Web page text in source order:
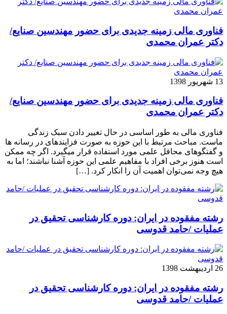
فناوری مالی زمینه جدیدی برای حضور مهندسین صنایع/
دکتر عمران محمدی
13 شهریور 1398
فناوری مالی زمینه جدیدی برای حضور مهندسین صنایع/
دکتر عمران محمدی
فناوری مالی به طور اساسی در حال تغییر دادن سبک زندگی
ماست. مباحث مرتبط با این حوزه به صورت فزاینده­ای در رسانه­ ها
و گفتگوهای محافل علمی مورد استفاده قرار می­گیرد. اگر چه ممکن
است هنوز برخی افراد با مفاهیم علمی این حوزه آشنا نباشند؛ اما به
هیچ وجه نمی‌توان اهمیت آن را انکار کرد. […]
رشته مفقوده در ایران: دوره کارشناسی تحقیق در
عملیات /حامد قدوسی
26 اردیبهشت 1398
رشته مفقوده در ایران: دوره کارشناسی تحقیق در
عملیات /حامد قدوسی